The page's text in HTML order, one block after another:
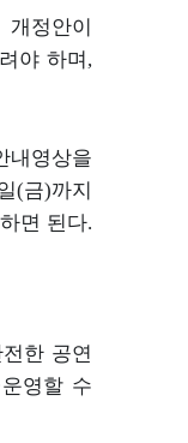
개정안이
야 하며 ,
내영상을
(금)까지
면 된다.
한 공연
운영할 수